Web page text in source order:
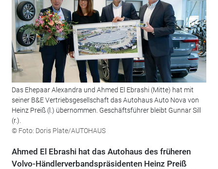
Das Ehepaar Alexandra und Ahmed El Ebrashi (Mitte) hat mit
seiner B&E Vertriebsgesellschaft das Autohaus Auto Nova von
Heinz Preiß (l.) übernommen. Geschäftsführer bleibt Gunnar Sill
(r.).
© Foto: Doris Plate/AUTOHAUS
Ahmed El Ebrashi hat das Autohaus des früheren
Volvo-Händlerverbandspräsidenten Heinz Preiß